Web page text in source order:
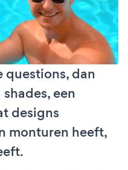
questions, dan
een
designs
monturen heeft,